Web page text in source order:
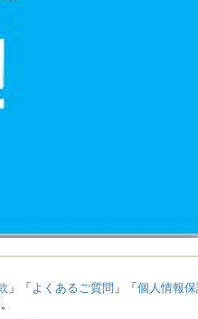
」「よくあるご質問 」「個人情報